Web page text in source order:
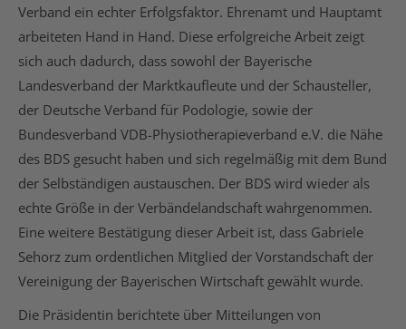
Verband ein echter Erfolgsfaktor. Ehrenamt und Hauptamt
arbeiteten Hand in Hand. Diese erfolgreiche Arbeit zeigt
sich auch dadurch, dass sowohl der Bayerische
Landesverband der Marktkaufleute und der Schausteller,
der Deutsche Verband für Podologie, sowie der
Bundesverband VDB-Physiotherapieverband e.V. die Nähe
des BDS gesucht haben und sich regelmäßig mit dem Bund
der Selbständigen austauschen. Der BDS wird wieder als
echte Größe in der Verbändelandschaft wahrgenommen.
Eine weitere Bestätigung dieser Arbeit ist, dass Gabriele
Sehorz zum ordentlichen Mitglied der Vorstandschaft der
Vereinigung der Bayerischen Wirtschaft gewählt wurde.
Die Präsidentin berichtete über Mitteilungen von